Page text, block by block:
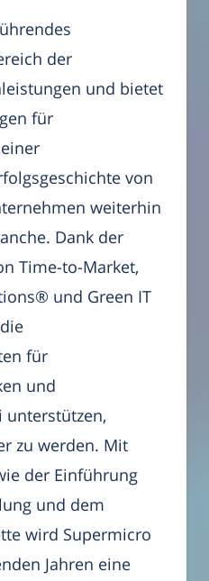
der
und bietet
für
von
weiterhin
Dank der
Time-to-Market,
und Green IT
für
und
unterstützen,
zu werden. Mit
der Einführung
und dem
wird Supermicro
Jahren eine